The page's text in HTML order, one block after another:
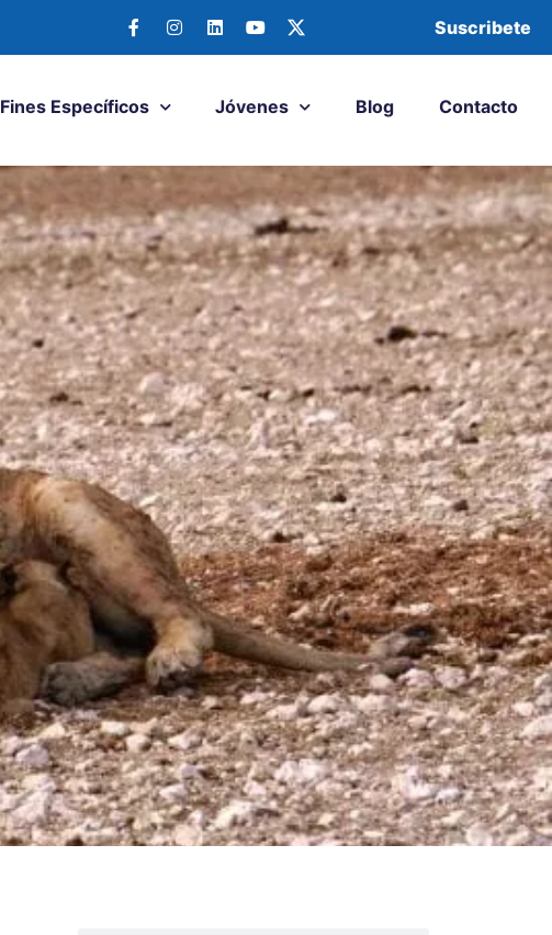
Suscribete
Fines Específicos Jóvenes Blog Contacto